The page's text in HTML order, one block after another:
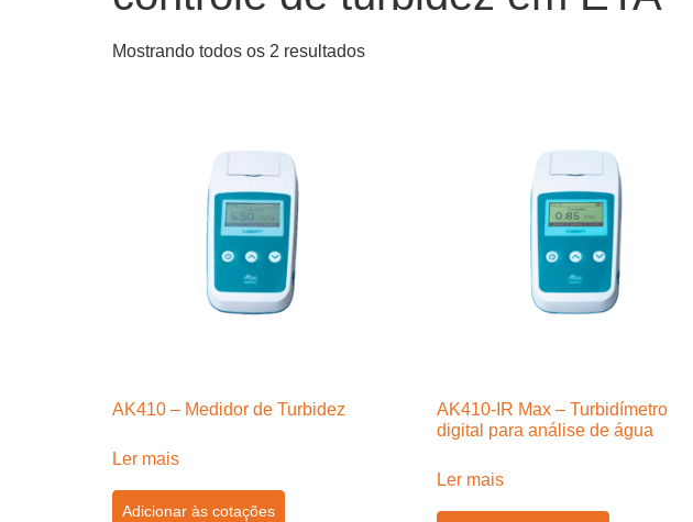
Mostrando todos os 2 resultados
AK410 – Medidor de Turbidez
Ler mais
Adicionar às cotações
AK410-IR Max – Turbidímetro
digital para análise de água
Ler mais